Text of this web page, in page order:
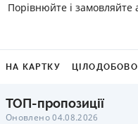
Порівнюйте і замовляйте
НА КАРТКУ ЦІЛОДОБОВО
ТОП-пропозиції
Оновлено 04.08.2026